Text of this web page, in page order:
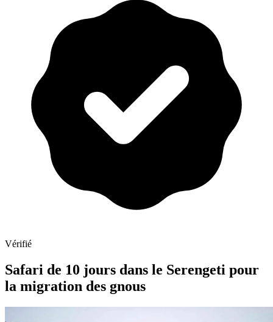
Vérifié
Safari de 10 jours dans le Serengeti pour
la migration des gnous